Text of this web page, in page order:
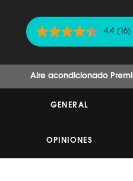
4.4
de
estrellas,
valor
valoración.
Enlace
la
4.4 (16)
Aire acondicionado
GENERAL
OPINIONES